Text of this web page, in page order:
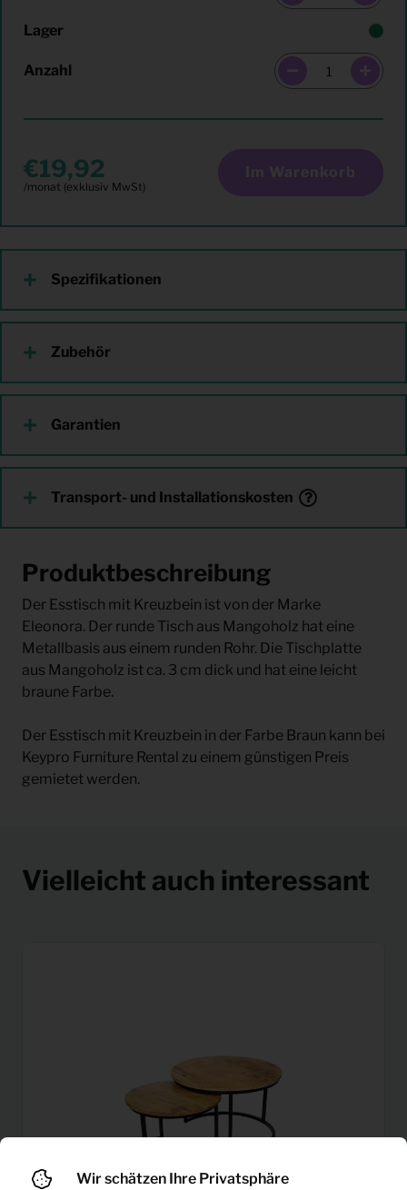
Lager
Anzahl
19,92 Im Warenkorb
Spezifikationen
Zubehör
Garantien
Transport- und Installationskosten
Produktbeschreibung
Der Esstisch mit Kreuzbein ist von der Marke
Eleonora. Der runde Tisch aus Mangoholz hat eine
Metallbasis aus einem runden Rohr. Die Tischplatte
aus Mangoholz ist ca. 3 cm dick und hat eine leicht
braune Farbe.
Der Esstisch mit Kreuzbein in der Farbe Braun kann bei
Keypro Furniture Rental zu einem günstigen Preis
gemietet werden.
Vielleicht auch interessant
Wir schätzen Ihre Privatsphäre